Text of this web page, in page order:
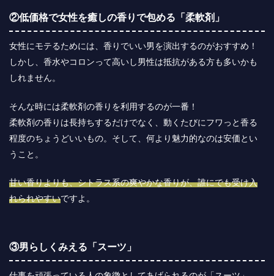
②低価格で女性を癒しの香りで包める「柔軟剤」
女性にモテるためには、香りでいい男を演出するのがおすすめ！
しかし、香水やコロンって高いし男性は抵抗がある方も多いかも
しれません。
そんな時には柔軟剤の香りを利用するのが一番！
柔軟剤の香りは長持ちするだけでなく、動くたびにフワっと香る
程度のちょうどいいもの。そして、何より魅力的なのは安価とい
うこと。
甘い香りよりも、シトラス系の爽やかな香りが、誰にでも受け入
れられやすいですよ。
③男らしくみえる「スーツ」